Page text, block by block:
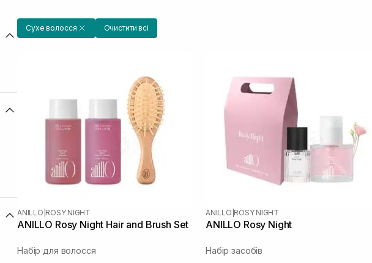
Сухе волосся Очистити всі
ANILLO ROSY NIGHT
ANILLO Rosy Night Hair and Brush Set
Набір для волосся
ANILLO ROSY NIGHT
ANILLO Rosy Night
Набір засобів